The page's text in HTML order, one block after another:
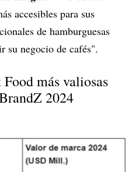
accesibles para sus
de hamburguesas
su negocio de cafés".
más valiosas
2024